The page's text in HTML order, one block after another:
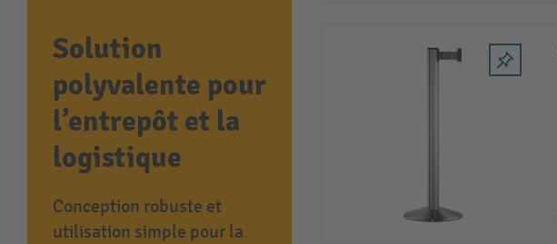
Solution
polyvalente pour
l’entrepôt et la
logistique
Conception robuste et
utilisation simple pour la